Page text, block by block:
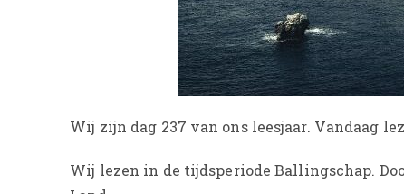
Wij zijn dag 237 van ons leesjaar. Vandaag
Wij lezen in de tijdsperiode Ballingschap.